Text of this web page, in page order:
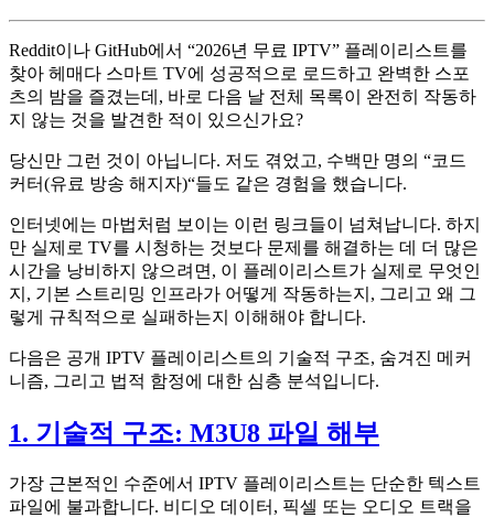
Reddit이나 GitHub에서 “2026년 무료 IPTV” 플레이리스트를
찾아 헤매다 스마트 TV에 성공적으로 로드하고 완벽한 스포
츠의 밤을 즐겼는데, 바로 다음 날 전체 목록이 완전히 작동하
지 않는 것을 발견한 적이 있으신가요?
당신만 그런 것이 아닙니다. 저도 겪었고, 수백만 명의 “코드
커터(유료 방송 해지자)“들도 같은 경험을 했습니다.
인터넷에는 마법처럼 보이는 이런 링크들이 넘쳐납니다. 하지
만 실제로 TV를 시청하는 것보다 문제를 해결하는 데 더 많은
시간을 낭비하지 않으려면, 이 플레이리스트가 실제로 무엇인
지, 기본 스트리밍 인프라가 어떻게 작동하는지, 그리고 왜 그
렇게 규칙적으로 실패하는지 이해해야 합니다.
다음은 공개 IPTV 플레이리스트의 기술적 구조, 숨겨진 메커
니즘, 그리고 법적 함정에 대한 심층 분석입니다.
1. 기술적 구조: M3U8 파일 해부
가장 근본적인 수준에서 IPTV 플레이리스트는 단순한 텍스트
파일에 불과합니다. 비디오 데이터, 픽셀 또는 오디오 트랙을